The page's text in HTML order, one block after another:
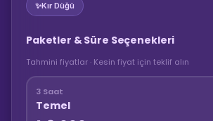
✨Kır Düğü
Paketler & Süre Seçenekleri
Tahmini fiyatlar · Kesin fiyat için teklif alın
3 Saat
Temel